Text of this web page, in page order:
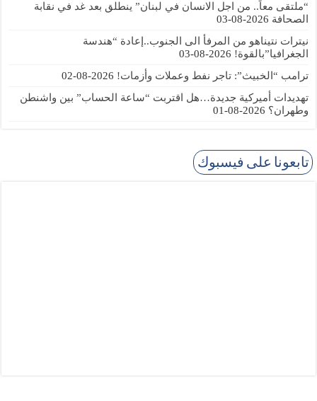
“ملتقى معاً.. من اجل الانسان في لبنان” ينطلق بعد غد في نقابة
الصحافة 2026-08-03
نيترات نتيناهو من المرفأ الى الجنوب..إعادة “هندسة
الجغرافيا”بالقوة! 2026-08-03
ترامب “الخبيث”: تاجر نفط وعملات وأزمات! 2026-08-02
تهديدات أميركية جديدة…هل اقتربت “ساعة الحساب” بين واشنطن
وطهران؟ 2026-08-01
تابعونا على فيسبوك